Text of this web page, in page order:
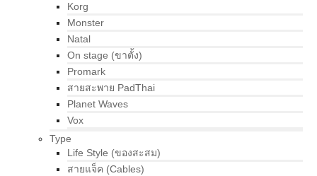
Korg
Monster
Natal
On stage (ขาตั้ง)
Promark
สายสะพาย PadThai
Planet Waves
Vox
Type
Life Style (ของสะสม)
สายแจ็ค (Cables)